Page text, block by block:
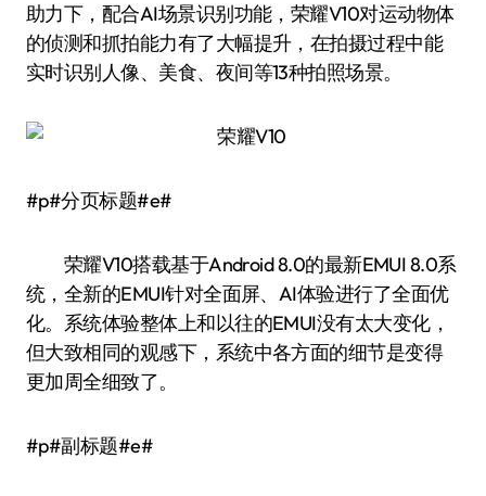
助力下，配合AI场景识别功能，荣耀V10对运动物体
的侦测和抓拍能力有了大幅提升，在拍摄过程中能
实时识别人像、美食、夜间等13种拍照场景。
#p#分页标题#e#
荣耀V10搭载基于Android 8.0的最新EMUI 8.0系
统，全新的EMUI针对全面屏、AI体验进行了全面优
化。系统体验整体上和以往的EMUI没有太大变化，
但大致相同的观感下，系统中各方面的细节是变得
更加周全细致了。
#p#副标题#e#